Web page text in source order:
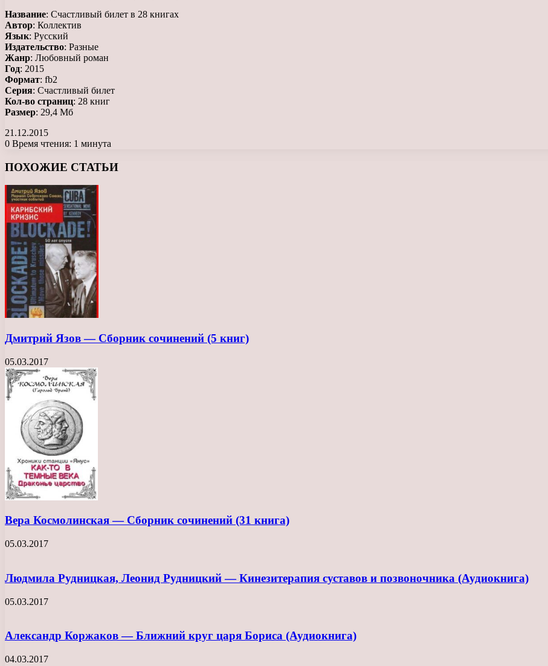
Название: Счастливый билет в 28 книгах
Автор: Коллектив
Язык: Русский
Издательство: Разные
Жанр: Любовный роман
Год: 2015
Формат: fb2
Серия: Счастливый билет
Кол-во страниц: 28 книг
Размер: 29,4 Мб
21.12.2015
0 Время чтения: 1 минута
ПОХОЖИЕ СТАТЬИ
Дмитрий Язов — Сборник сочинений (5 книг)
05.03.2017
Вера Космолинская — Сборник сочинений (31 книга)
05.03.2017
Людмила Рудницкая, Леонид Рудницкий — Кинезитерапия суставов и позвоночника (Аудиокнига)
05.03.2017
Александр Коржаков — Ближний круг царя Бориса (Аудиокнига)
04.03.2017